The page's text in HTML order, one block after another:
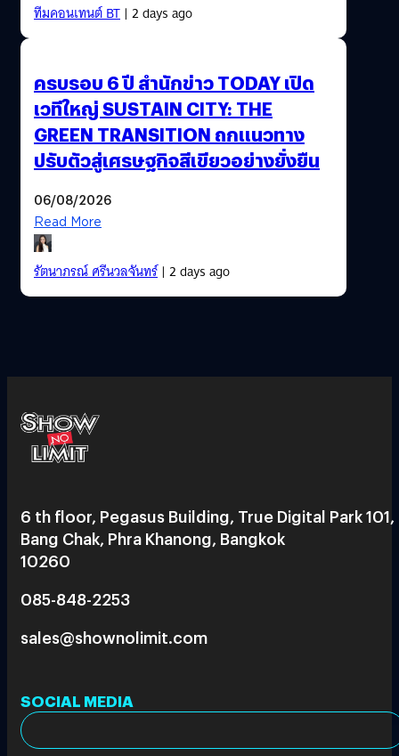
ทีมคอนเทนต์ BT| 2 days ago
ครบรอบ 6 ปี สำนักข่าว TODAY เปิด
เวทีใหญ่ SUSTAIN CITY: THE
GREEN TRANSITION ถกแนวทาง
ปรับตัวสู่เศรษฐกิจสีเขียวอย่างยั่งยืน
06/08/2026
Read More
รัตนาภรณ์ ศรีนวลจันทร์| 2 days ago
6 th floor, Pegasus Building, True Digital Park 101,
Bang Chak, Phra Khanong, Bangkok
10260
085-848-2253
sales@shownolimit.com
SOCIAL MEDIA